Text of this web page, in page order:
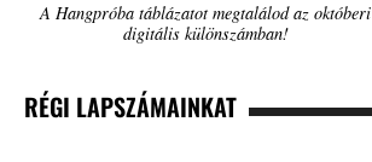
A Hangpróba táblázatot megtalálod az októberi
digitális különszámban!
RÉGI LAPSZÁMAINKAT